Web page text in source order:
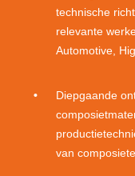
technische
relevante
Automotive,
Diepgaande
van